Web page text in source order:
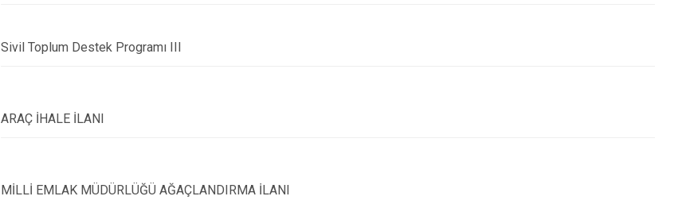
Sivil Toplum Destek Programı III
ARAÇ İHALE İLANI
MİLLİ EMLAK MÜDÜRLÜĞÜ AĞAÇLANDIRMA İLANI